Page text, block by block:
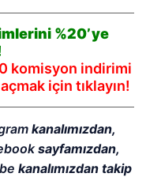
%20’ye
komisyon indirimi
için tıklayın!
kanalımızdan,
sayfamızdan,
kanalımızdan takip